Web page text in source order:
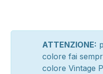
ATTENZIONE:
colore fai
colore Vintage